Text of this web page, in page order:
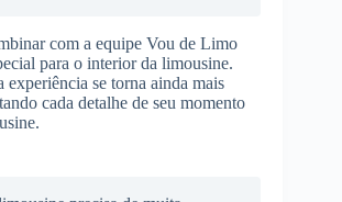
com a equipe Vou de Limo
para o interior da limousine.
experiência se torna ainda mais
cada detalhe de seu momento